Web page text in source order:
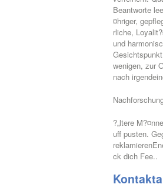
Beantworte
¤hriger,
rliche,
und
wenigen, zur
nach
?„ltere
uff pusten.
ck dich Fee..